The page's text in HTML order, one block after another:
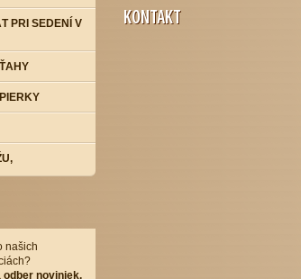
KONTAKT
PRI SEDENÍ V
našich
odber noviniek.